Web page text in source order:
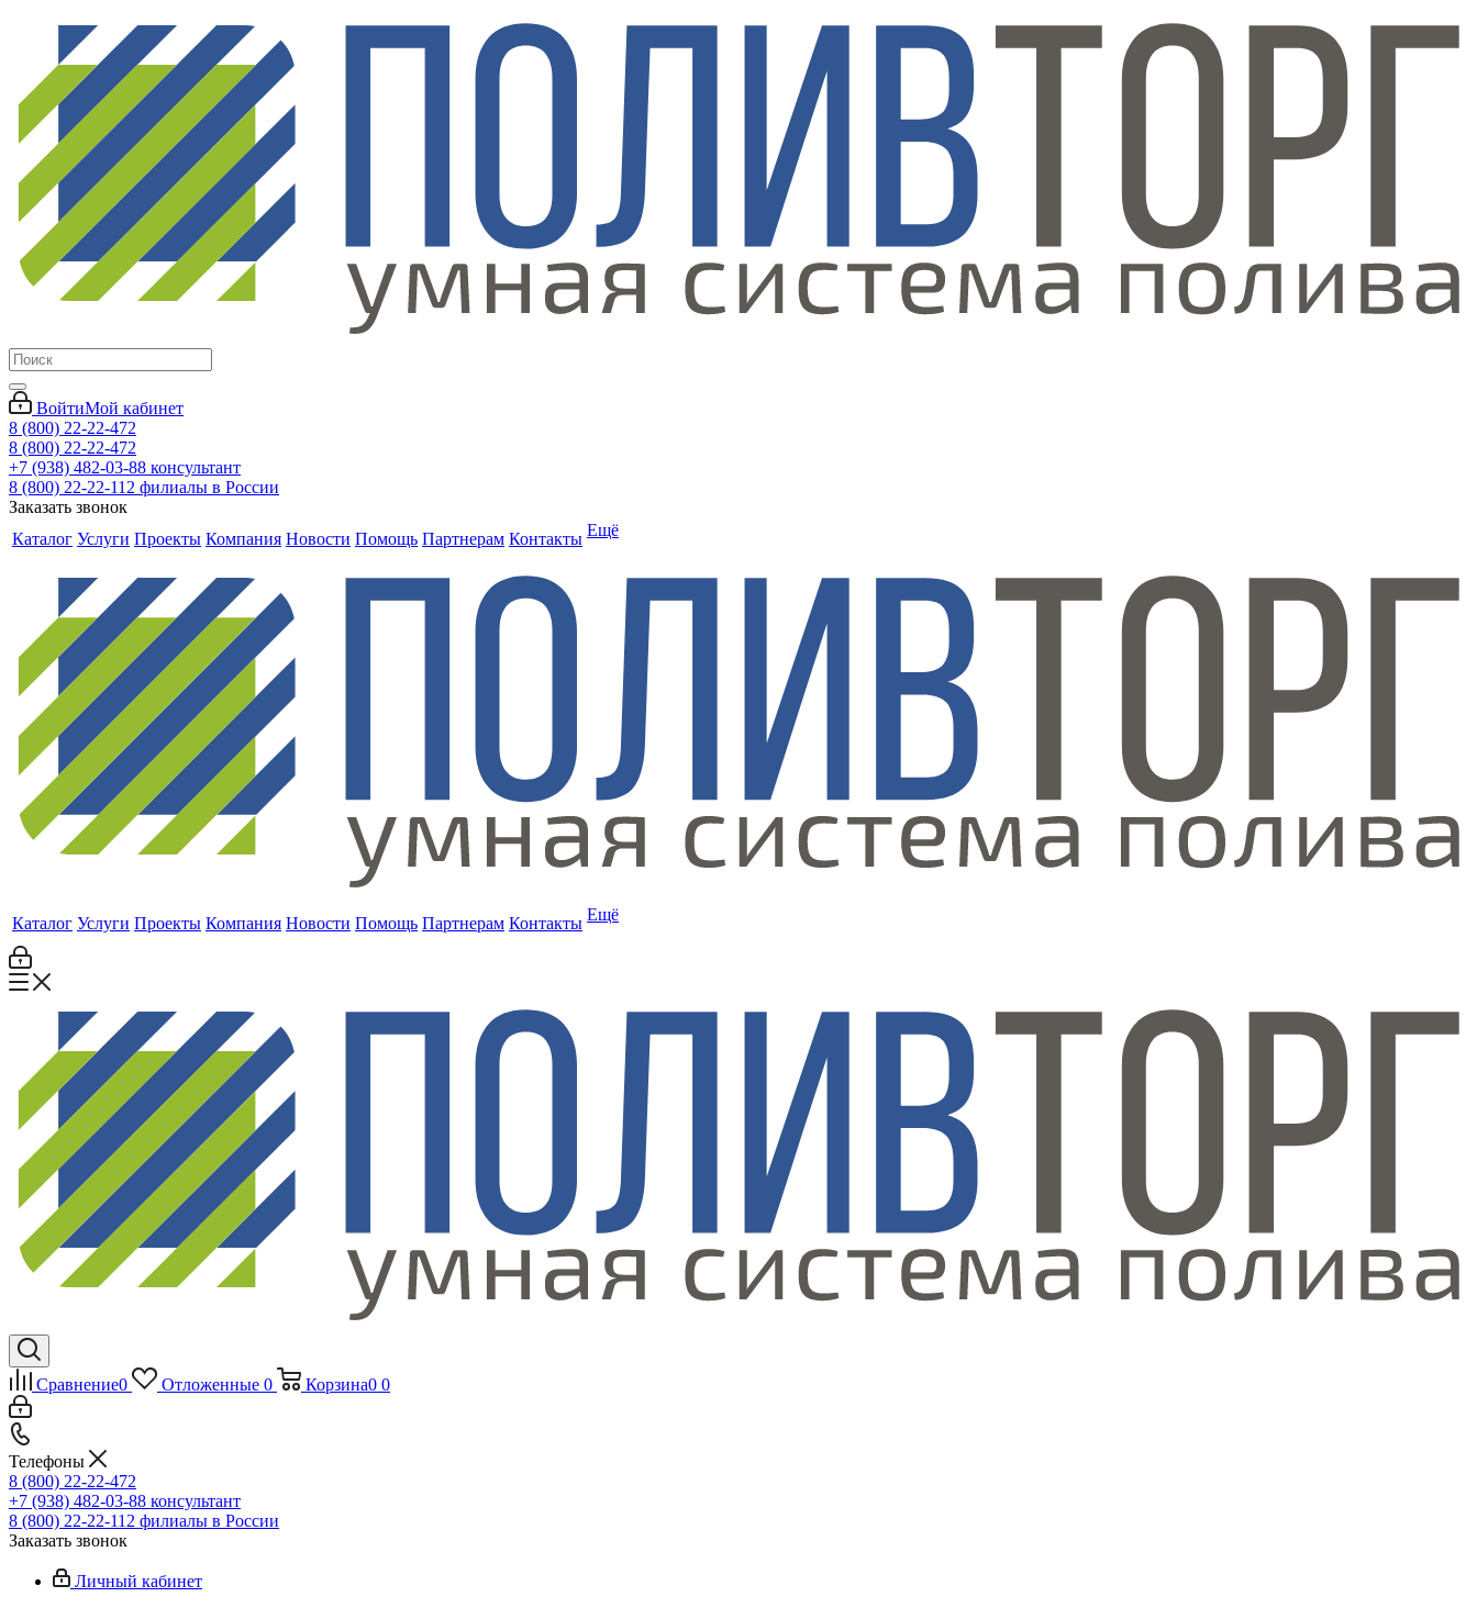
ВойтиМой кабинет
8 (800) 22-22-472
8 (800) 22-22-472
+7 (938) 482-03-88 консультант
8 (800) 22-22-112 филиалы в России
Заказать звонок
Каталог Услуги Проекты Компания Новости Помощь Партнерам Контакты Ещё
Каталог Услуги Проекты Компания Новости Помощь Партнерам Контакты Ещё
Сравнение0 Отложенные 0 Корзина0 0
Телефоны
8 (800) 22-22-472
+7 (938) 482-03-88 консультант
8 (800) 22-22-112 филиалы в России
Заказать звонок
Личный кабинет